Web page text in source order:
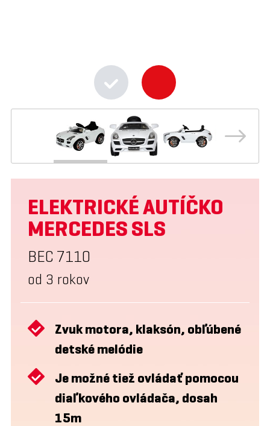
ELEKTRICKÉ AUTÍČKO
MERCEDES SLS
BEC 7110
od 3 rokov
Zvuk motora, klaksón, obľúbené
detské melódie
Je možné tiež ovládať pomocou
diaľkového ovládača, dosah
15m